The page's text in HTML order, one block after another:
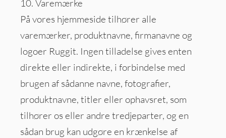
10. Varemærke
På vores hjemmeside tilhører alle
varemærker, produktnavne, firmanavne og
logoer Ruggit. Ingen tilladelse gives enten
direkte eller indirekte, i forbindelse med
brugen af sådanne navne, fotografier,
produktnavne, titler eller ophavsret, som
tilhører os eller andre tredjeparter, og en
sådan brug kan udgøre en krænkelse af